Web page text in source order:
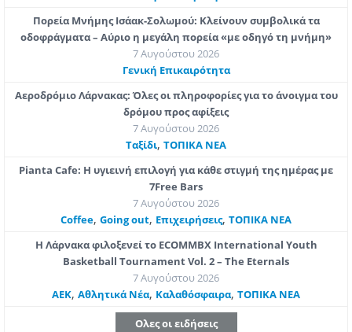
Πορεία Μνήμης Ισάακ-Σολωμού: Κλείνουν συμβολικά τα
οδοφράγματα – Αύριο η μεγάλη πορεία «με οδηγό τη μνήμη»
7 Αυγούστου 2026
Γενική Επικαιρότητα
Αεροδρόμιο Λάρνακας: Όλες οι πληροφορίες για το άνοιγμα του
δρόμου προς αφίξεις
7 Αυγούστου 2026
Ταξίδι, ΤΟΠΙΚΑ ΝΕΑ
Pianta Cafe: Η υγιεινή επιλογή για κάθε στιγμή της ημέρας με
7Free Bars
7 Αυγούστου 2026
Coffee, Going out, Επιχειρήσεις, ΤΟΠΙΚΑ ΝΕΑ
Η Λάρνακα φιλοξενεί το ECOMMBX International Youth
Basketball Tournament Vol. 2 – The Eternals
7 Αυγούστου 2026
ΑΕΚ, Αθλητικά Νέα, Καλαθόσφαιρα, ΤΟΠΙΚΑ ΝΕΑ
Ολες οι ειδήσεις